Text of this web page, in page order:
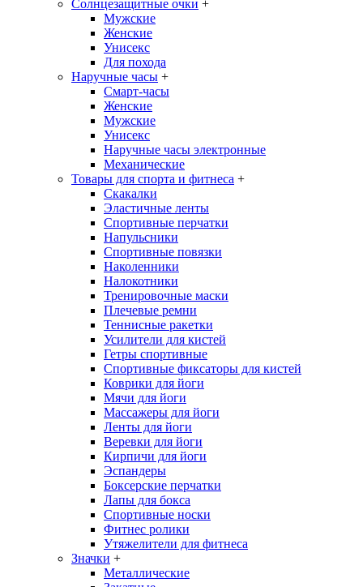
Солнцезащитные очки +
Мужские
Женские
Унисекс
Для похода
Наручные часы +
Смарт-часы
Женские
Мужские
Унисекс
Наручные часы электронные
Механические
Товары для спорта и фитнеса +
Скакалки
Эластичные ленты
Спортивные перчатки
Напульсники
Спортивные повязки
Наколенники
Налокотники
Тренировочные маски
Плечевые ремни
Теннисные ракетки
Усилители для кистей
Гетры спортивные
Спортивные фиксаторы для кистей
Коврики для йоги
Мячи для йоги
Массажеры для йоги
Ленты для йоги
Веревки для йоги
Кирпичи для йоги
Эспандеры
Боксерские перчатки
Лапы для бокса
Спортивные носки
Фитнес ролики
Утяжелители для фитнеса
Значки +
Металлические